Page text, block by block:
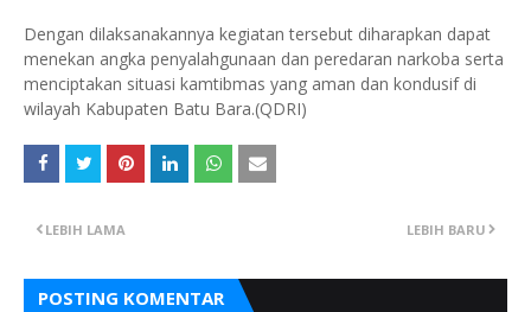
Dengan dilaksanakannya kegiatan tersebut diharapkan dapat
menekan angka penyalahgunaan dan peredaran narkoba serta
menciptakan situasi kamtibmas yang aman dan kondusif di
wilayah Kabupaten Batu Bara.(QDRI)
LEBIH BARU
LEBIH LAMA
POSTING KOMENTAR